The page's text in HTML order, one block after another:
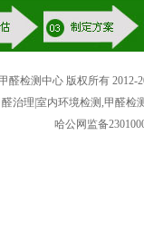
醛检测中心 版权所有 2012-
治理|室内环境检测,甲醛
哈公网监备